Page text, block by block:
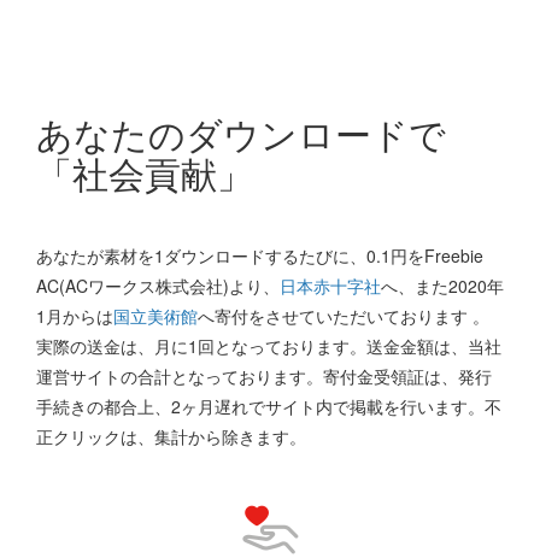
あなたのダウンロードで
「社会貢献」
あなたが素材を1ダウンロードするたびに、0.1円をFreebie
AC(ACワークス株式会社)より、 日本赤十字社へ、また2020年
1月からは国立美術館へ寄付をさせていただいております 。
実際の送金は、月に1回となっております。送金金額は、当社
運営サイトの合計となっております。寄付金受領証は、発行
手続きの都合上、2ヶ月遅れでサイト内で掲載を行います。不
正クリックは、集計から除きます。